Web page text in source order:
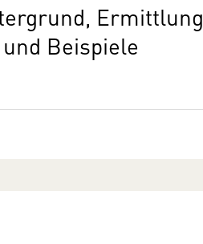
Ermittlung
Beispiele